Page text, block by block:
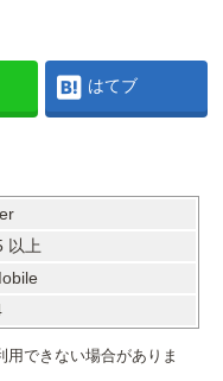
はてブ
以上
できない場合がありま